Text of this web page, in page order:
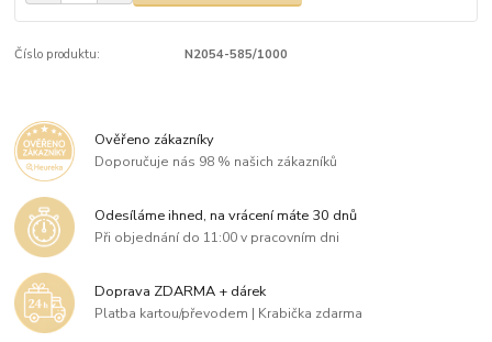
Číslo produktu: N2054-585/1000
Ověřeno zákazníky
Doporučuje nás 98 % našich zákazníků
Odesíláme ihned, na vrácení máte 30 dnů
Při objednání do 11:00 v pracovním dni
Doprava ZDARMA + dárek
Platba kartou/převodem | Krabička zdarma